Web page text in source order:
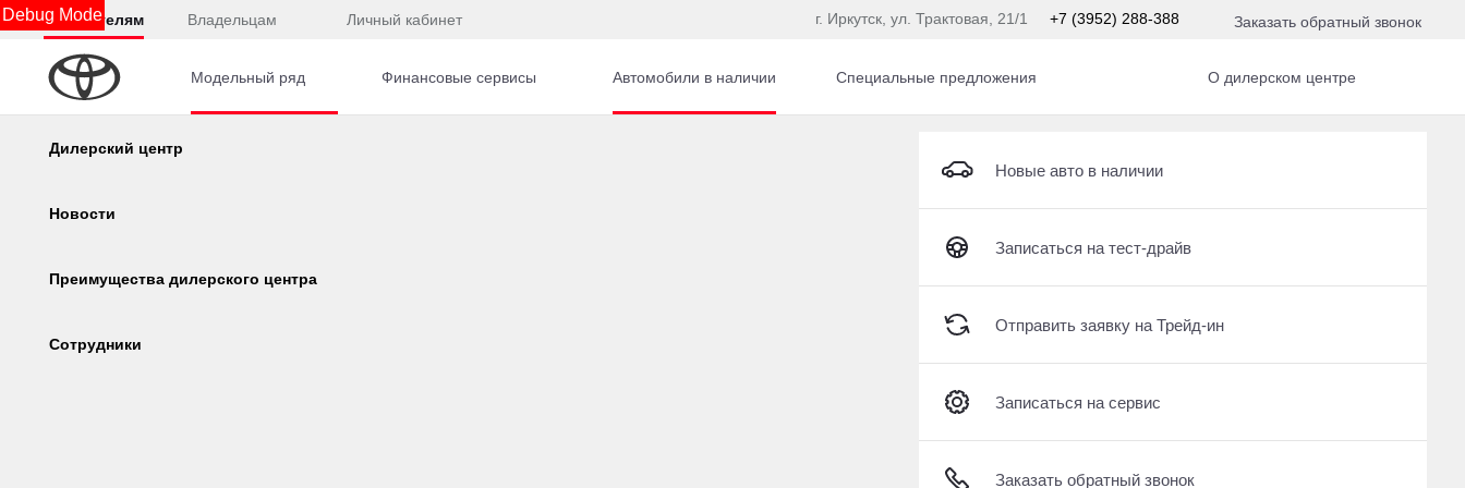
Debug Mode
Покупателям Владельцам Личный кабинет г. Иркутск, ул. Трактовая, 21/1 +7 (3952) 288-388 Заказать обратный звонок
Модельный ряд Финансовые сервисы
Калькулятор
Консультация по кредиту
Онлайн-одобрение
Обзор раздела
Рассчитать кредит
Записаться на сервис
Отправить заявку на Трейд-ин
Заказать обратный звонок
Автомобили в наличии Специальные предложения О дилерском центре
Дилерский центр
Новости
Преимущества дилерского центра
Сотрудники
Новые авто в наличии
Записаться на тест-драйв
Отправить заявку на Трейд-ин
Записаться на сервис
Заказать обратный звонок